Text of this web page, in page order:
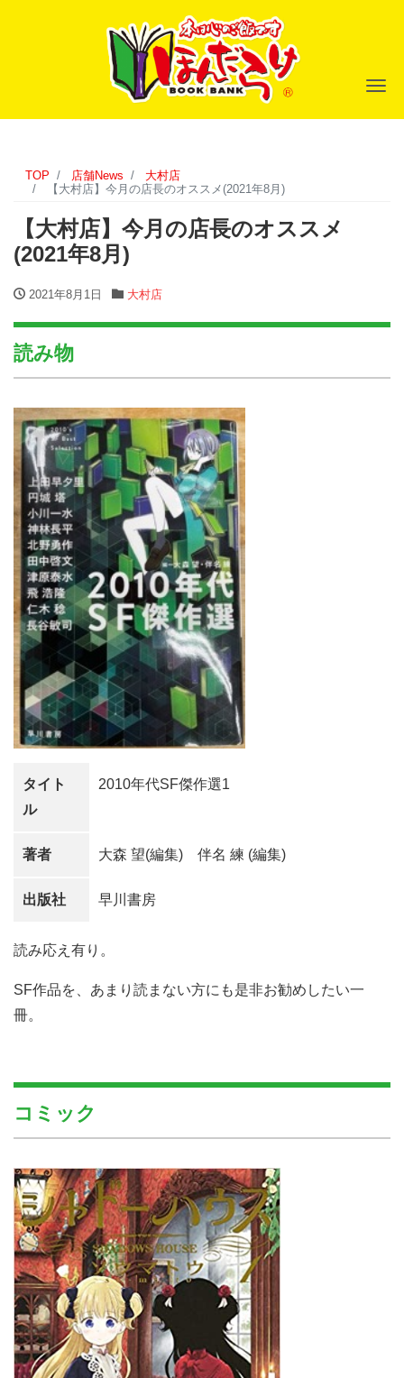
ナ
TOP 店舗News
大村店
【大村店】今月の店長のオススメ(2021年8月)
【大村店】今月の店長のオススメ
(2021年8月)
2021年8月1日 大村店
読み物
タイト
ル
2010年代SF傑作選1
著者 大森 望(編集) 伴名 練 (編集)
出版社 早川書房
読み応え有り。
SF作品を、あまり読まない方にも是非お勧めしたい一
冊。
コミック